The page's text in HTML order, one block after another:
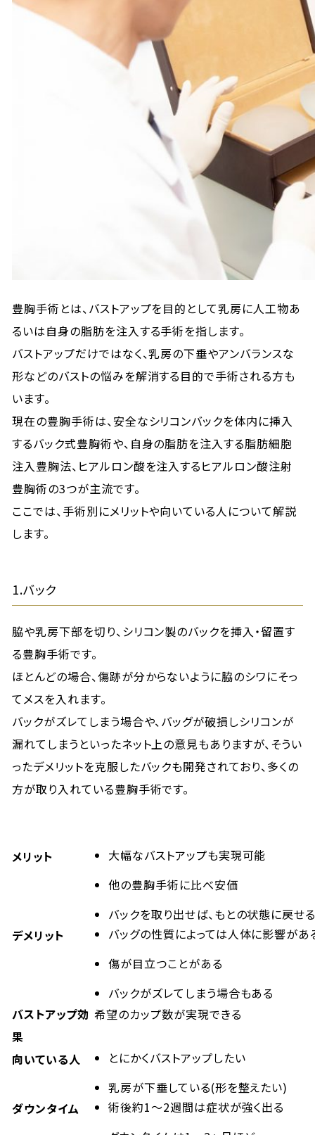
豊胸手術とは、バストアップを目的として乳房に人工物あ
るいは自身の脂肪を注入する手術を指します。
バストアップだけではなく、乳房の下垂やアンバランスな
形などのバストの悩みを解消する目的で手術される方も
います。
現在の豊胸手術は、安全なシリコンバックを体内に挿入
するバック式豊胸術や、自身の脂肪を注入する脂肪細胞
注入豊胸法、ヒアルロン酸を注入するヒアルロン酸注射
豊胸術の3つが主流です。
ここでは、手術別にメリットや向いている人について解説
します。
1.バック
脇や乳房下部を切り、シリコン製のバックを挿入・留置す
る豊胸手術です。
ほとんどの場合、傷跡が分からないように脇のシワにそっ
てメスを入れます。
バックがズレてしまう場合や、バッグが破損しシリコンが
漏れてしまうといったネット上の意見もありますが、そうい
ったデメリットを克服したバックも開発されており、多くの
方が取り入れている豊胸手術です。
メリット
大幅なバストアップも実現可能
他の豊胸手術に比べ安価
バックを取り出せば、もとの状態に戻せ
デメリット
バッグの性質によっては人体に影響があ
傷が目立つことがある
バックがズレてしまう場合もある
バストアップ効
果
希望のカップ数が実現できる
向いている人
とにかくバストアップしたい
乳房が下垂している(形を整えたい)
ダウンタイム
術後約1～2週間は症状が強く出る